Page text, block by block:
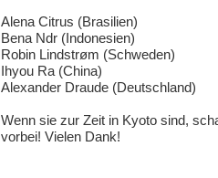
Alena Citrus (Brasilien)
Bena Ndr (Indonesien)
Robin Lindstrøm (Schweden)
Ihyou Ra (China)
Alexander Draude (Deutschland)
Wenn sie zur Zeit in Kyoto sind,
vorbei! Vielen Dank!